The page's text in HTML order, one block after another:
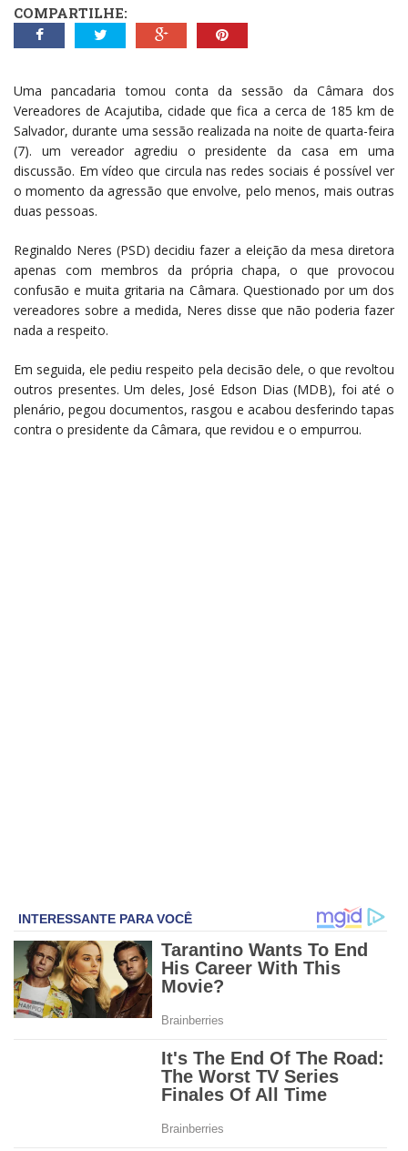
COMPARTILHE:
Uma pancadaria tomou conta da sessão da Câmara dos
Vereadores de Acajutiba, cidade que fica a cerca de 185 km de
Salvador, durante uma sessão realizada na noite de quarta-feira
(7). um vereador agrediu o presidente da casa em uma
discussão. Em vídeo que circula nas redes sociais é possível ver
o momento da agressão que envolve, pelo menos, mais outras
duas pessoas.
Reginaldo Neres (PSD) decidiu fazer a eleição da mesa diretora
apenas com membros da própria chapa, o que provocou
confusão e muita gritaria na Câmara. Questionado por um dos
vereadores sobre a medida, Neres disse que não poderia fazer
nada a respeito.
Em seguida, ele pediu respeito pela decisão dele, o que revoltou
outros presentes. Um deles, José Edson Dias (MDB), foi até o
plenário, pegou documentos, rasgou e acabou desferindo tapas
contra o presidente da Câmara, que revidou e o empurrou.